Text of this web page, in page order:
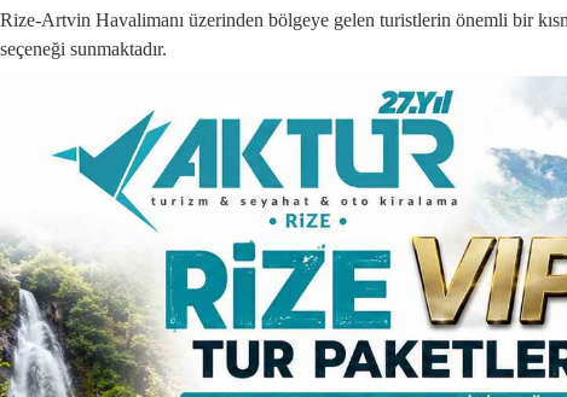
Rize-Artvin Havalimanı üzerinden bölgeye gelen turistlerin önemli bir
seçeneği sunmaktadır.